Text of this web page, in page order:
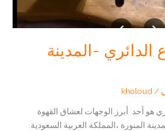
الدائري -المدينة
/
kholoud
هو أحد أبرز الوجهات لعشاق القهوة
المنورة ،المملكة العربية السعودية.